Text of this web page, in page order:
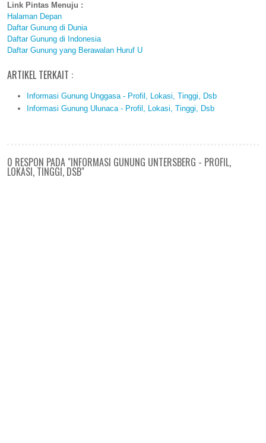
Link Pintas Menuju :
Halaman Depan
Daftar Gunung di Dunia
Daftar Gunung di Indonesia
Daftar Gunung yang Berawalan Huruf U
ARTIKEL TERKAIT :
Informasi Gunung Unggasa - Profil, Lokasi, Tinggi, Dsb
Informasi Gunung Ulunaca - Profil, Lokasi, Tinggi, Dsb
0 RESPON PADA "INFORMASI GUNUNG UNTERSBERG - PROFIL,
LOKASI, TINGGI, DSB"